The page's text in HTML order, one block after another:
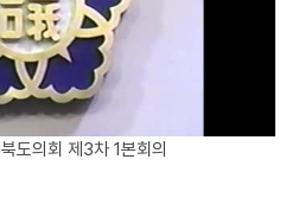
도의회 제3차 1본회의